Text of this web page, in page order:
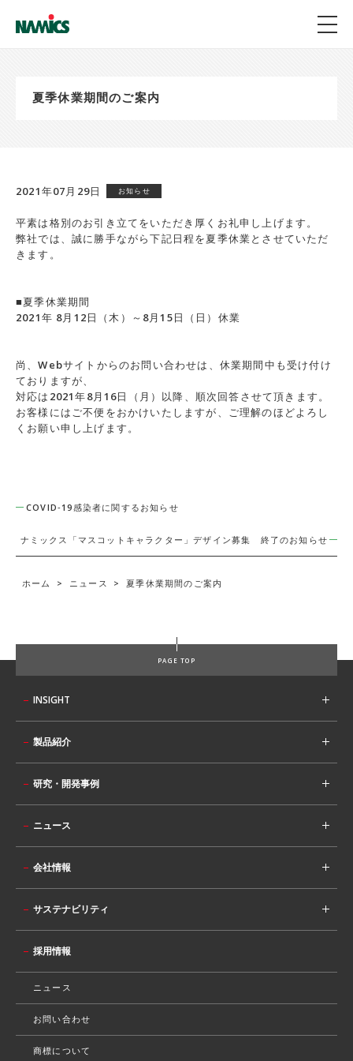
夏季休業期間のご案内
2021年07月29日 お知らせ
平素は格別のお引き立てをいただき厚くお礼申し上げます。
弊社では、誠に勝手ながら下記日程を夏季休業とさせていただ
きます。
■夏季休業期間
2021年 8月12日（木）～8月15日（日）休業
尚、Webサイトからのお問い合わせは、休業期間中も受け付け
ておりますが、
対応は2021年8月16日（月）以降、順次回答させて頂きます。
お客様にはご不便をおかけいたしますが、ご理解のほどよろし
くお願い申し上げます。
COVID‐19感染者に関するお知らせ
ナミックス「マスコットキャラクター」デザイン募集 終了のお知らせ
ホーム > ニュース > 夏季休業期間のご案内
PAGE TOP
INSIGHT
製品紹介
研究・開発事例
ニュース
会社情報
サステナビリティ
採用情報
ニュース
お問い合わせ
商標について